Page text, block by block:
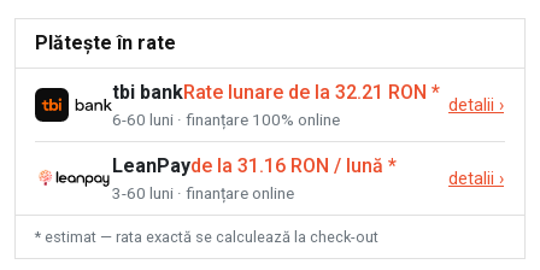
Plătește în rate
tbi bankRate lunare de la 32.21 RON *
6-60 luni · finanțare 100% online
detalii ›
LeanPayde la 31.16 RON / lună *
3-60 luni · finanțare online
detalii ›
* estimat — rata exactă se calculează la check-out